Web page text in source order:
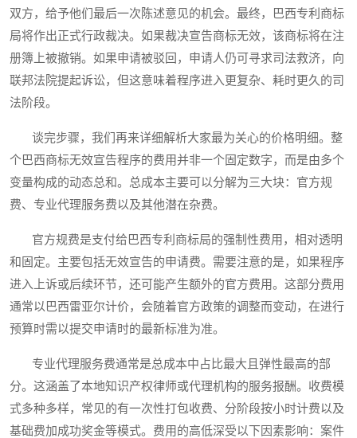
双方，给予他们最后一次陈述意见的机会。最终，巴西专利商标
局将作出正式行政裁决。如果裁决宣告商标无效，该商标将在注
册簿上被撤销。如果申请被驳回，申请人仍可寻求司法救济，向
联邦法院提起诉讼，但这意味着程序进入更复杂、耗时更久的司
法阶段。
谈完步骤，我们再来详细解析大家最为关心的价格明细。整
个巴西商标无效宣告程序的费用并非一个固定数字，而是由多个
变量构成的动态总和。总成本主要可以分解为三大块：官方规
费、专业代理服务费以及其他潜在杂费。
官方规费是支付给巴西专利商标局的强制性费用，相对透明
和固定。主要包括无效宣告的申请费。需要注意的是，如果程序
进入上诉或后续环节，还可能产生额外的官方费用。这部分费用
通常以巴西雷亚尔计价，会随着官方政策的调整而变动，在进行
预算时需以提交申请时的最新标准为准。
专业代理服务费通常是总成本中占比最大且弹性最高的部
分。这涵盖了本地知识产权律师或代理机构的服务报酬。收费模
式多种多样，常见的有一次性打包收费、分阶段按小时计费以及
基础费加成功奖金等模式。费用的高低深受以下因素影响：案件